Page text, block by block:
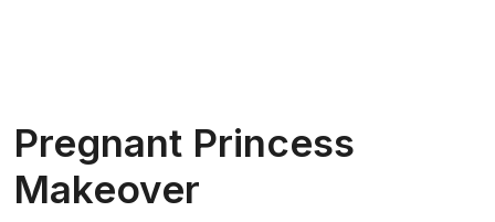
Pregnant Princess
Makeover